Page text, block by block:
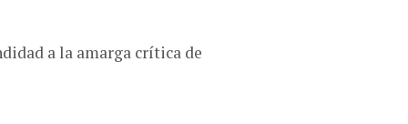
a la amarga crítica de